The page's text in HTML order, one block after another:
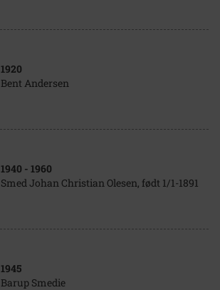
1920
Bent Andersen
1940 - 1960
Smed Johan Christian Olesen, født 1/1-1891
1945
Barup Smedie